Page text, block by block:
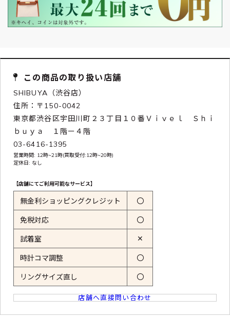
この商品の取り扱い店舗
SHIBUYA（渋谷店）
住所：〒150-0042
東京都渋谷区宇田川町２３丁目１０番Ｖｉｖｅｌ Ｓｈｉ
ｂｕｙａ １階ー４階
03-6416-1395
営業時間: 12時~21時(買取受付:12時~20時)
定休日: なし
【店舗にてご利用可能なサービス】
無金利ショッピングクレジット 〇
免税対応 〇
試着室 ✕
時計コマ調整 〇
リングサイズ直し 〇
店舗へ直接問い合わせ